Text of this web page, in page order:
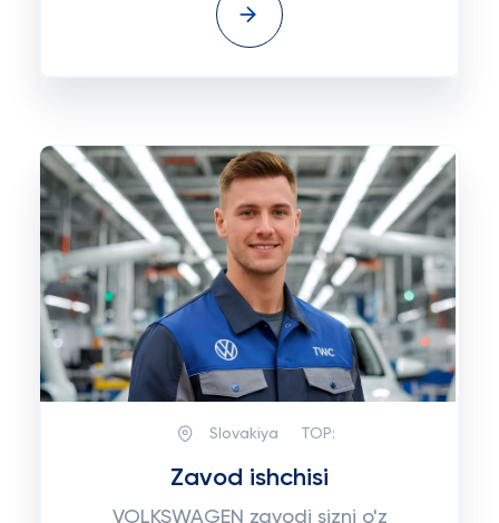
Slovakiya TOP:
Zavod ishchisi
VOLKSWAGEN zavodi sizni o'z